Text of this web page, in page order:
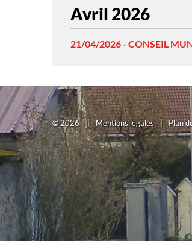
Avril 2026
21/04/2026 - CONSEIL
©2026 | Mentions légales | Plan